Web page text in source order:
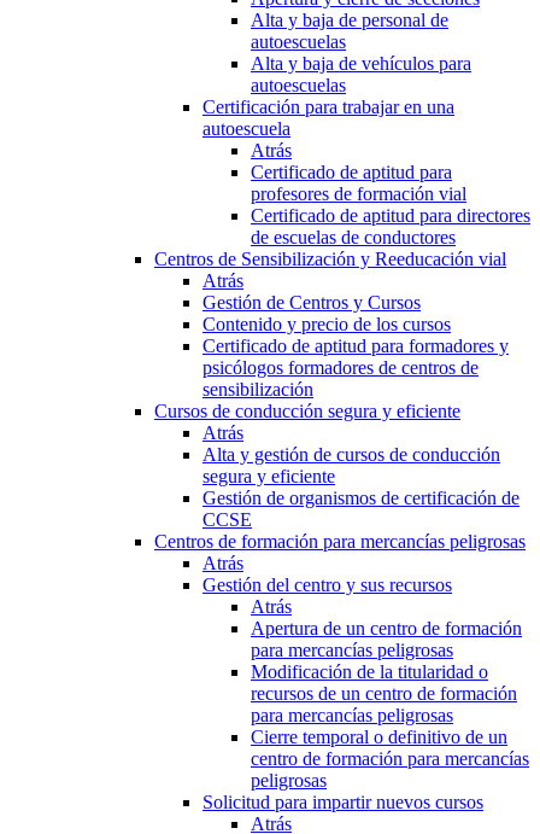
Alta y baja de personal de
autoescuelas
Alta y baja de vehículos para
autoescuelas
Certificación para trabajar en una
autoescuela
Atrás
Certificado de aptitud para
profesores de formación vial
Certificado de aptitud para directores
de escuelas de conductores
Centros de Sensibilización y Reeducación vial
Atrás
Gestión de Centros y Cursos
Contenido y precio de los cursos
Certificado de aptitud para formadores y
psicólogos formadores de centros de
sensibilización
Cursos de conducción segura y eficiente
Atrás
Alta y gestión de cursos de conducción
segura y eficiente
Gestión de organismos de certificación de
CCSE
Centros de formación para mercancías peligrosas
Atrás
Gestión del centro y sus recursos
Atrás
Apertura de un centro de formación
para mercancías peligrosas
Modificación de la titularidad o
recursos de un centro de formación
para mercancías peligrosas
Cierre temporal o definitivo de un
centro de formación para mercancías
peligrosas
Solicitud para impartir nuevos cursos
Atrás